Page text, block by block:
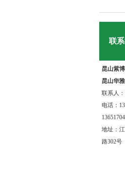
联
昆山紫
昆山华
联系人
电话：
地址：
路302号